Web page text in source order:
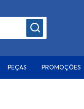
PEÇAS PROMOÇÕES